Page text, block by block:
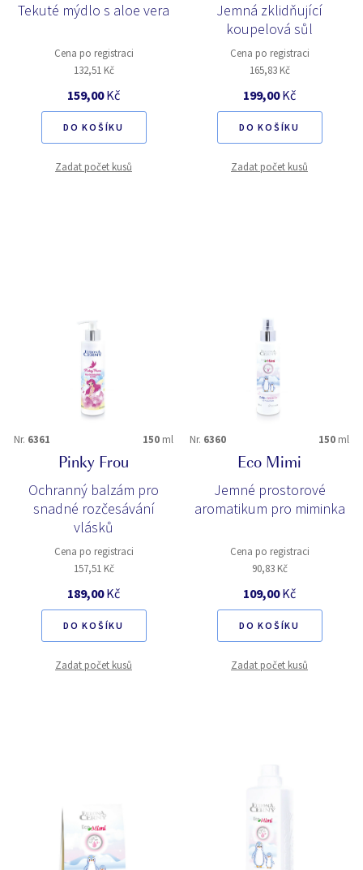
Tekuté mýdlo s aloe vera
Cena po registraci
132,51 Kč
159,00Kč
DO KOŠÍKU
Zadat počet kusů
Jemná zklidňující
koupelová sůl
Cena po registraci
165,83 Kč
199,00Kč
DO KOŠÍKU
Zadat počet kusů
Nr. 6361 150 ml
Pinky Frou
Ochranný balzám pro
snadné rozčesávání
vlásků
Cena po registraci
157,51 Kč
189,00Kč
DO KOŠÍKU
Zadat počet kusů
Nr. 6360 150 ml
Eco Mimi
Jemné prostorové
aromatikum pro miminka
Cena po registraci
90,83 Kč
109,00Kč
DO KOŠÍKU
Zadat počet kusů